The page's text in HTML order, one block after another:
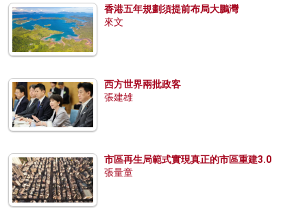
香港五年規劃須提前布局大鵬灣
來文
西方世界兩批政客
張建雄
市區再生局範式實現真正的市區重建3.0
張量童